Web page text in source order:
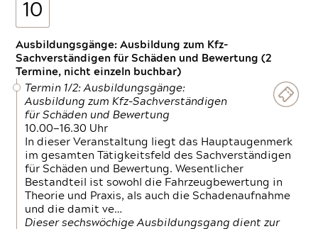
10
Ausbildungsgänge: Ausbildung zum Kfz-
Sachverständigen für Schäden und Bewertung (2
Termine, nicht einzeln buchbar)
Termin 1/2: Ausbildungsgänge:
Ausbildung zum Kfz-Sachverständigen
für Schäden und Bewertung
10.00—16.30 Uhr
In dieser Veranstaltung liegt das Hauptaugenmerk
im gesamten Tätigkeitsfeld des Sachverständigen
für Schäden und Bewertung. Wesentlicher
Bestandteil ist sowohl die Fahrzeugbewertung in
Theorie und Praxis, als auch die Schadenaufnahme
und die damit ve…
Dieser sechswöchige Ausbildungsgang dient zur